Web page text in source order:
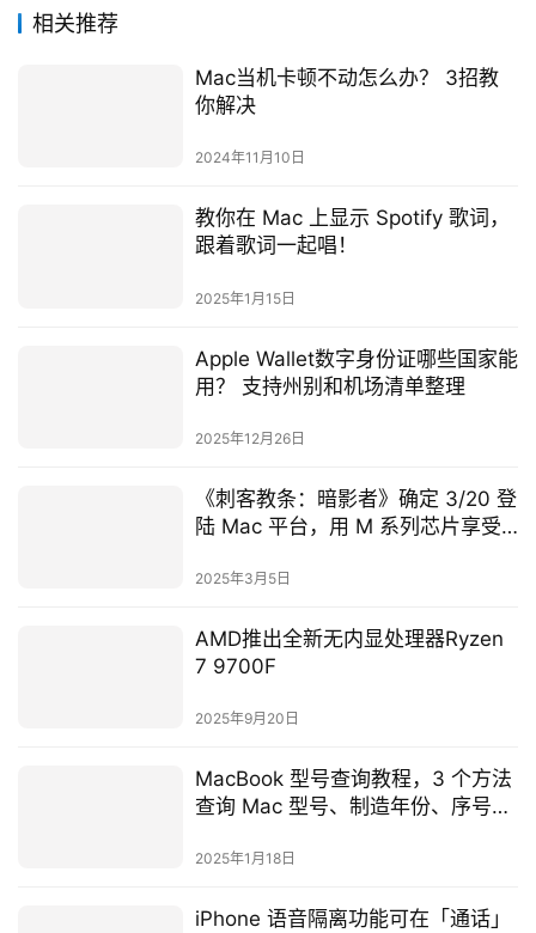
相关推荐
Mac当机卡顿不动怎么办？ 3招教
你解决
2024年11月10日
教你在 Mac 上显示 Spotify 歌词，
跟着歌词一起唱！
2025年1月15日
Apple Wallet数字身份证哪些国家能
用？ 支持州别和机场清单整理
2025年12月26日
《刺客教条：暗影者》确定 3/20 登
陆 Mac 平台，用 M 系列芯片享受
2025年3月5日
AMD推出全新无内显处理器Ryzen
7 9700F
2025年9月20日
MacBook 型号查询教程，3 个方法
查询 Mac 型号、制造年份、序号、
2025年1月18日
iPhone 语音隔离功能可在「通话」